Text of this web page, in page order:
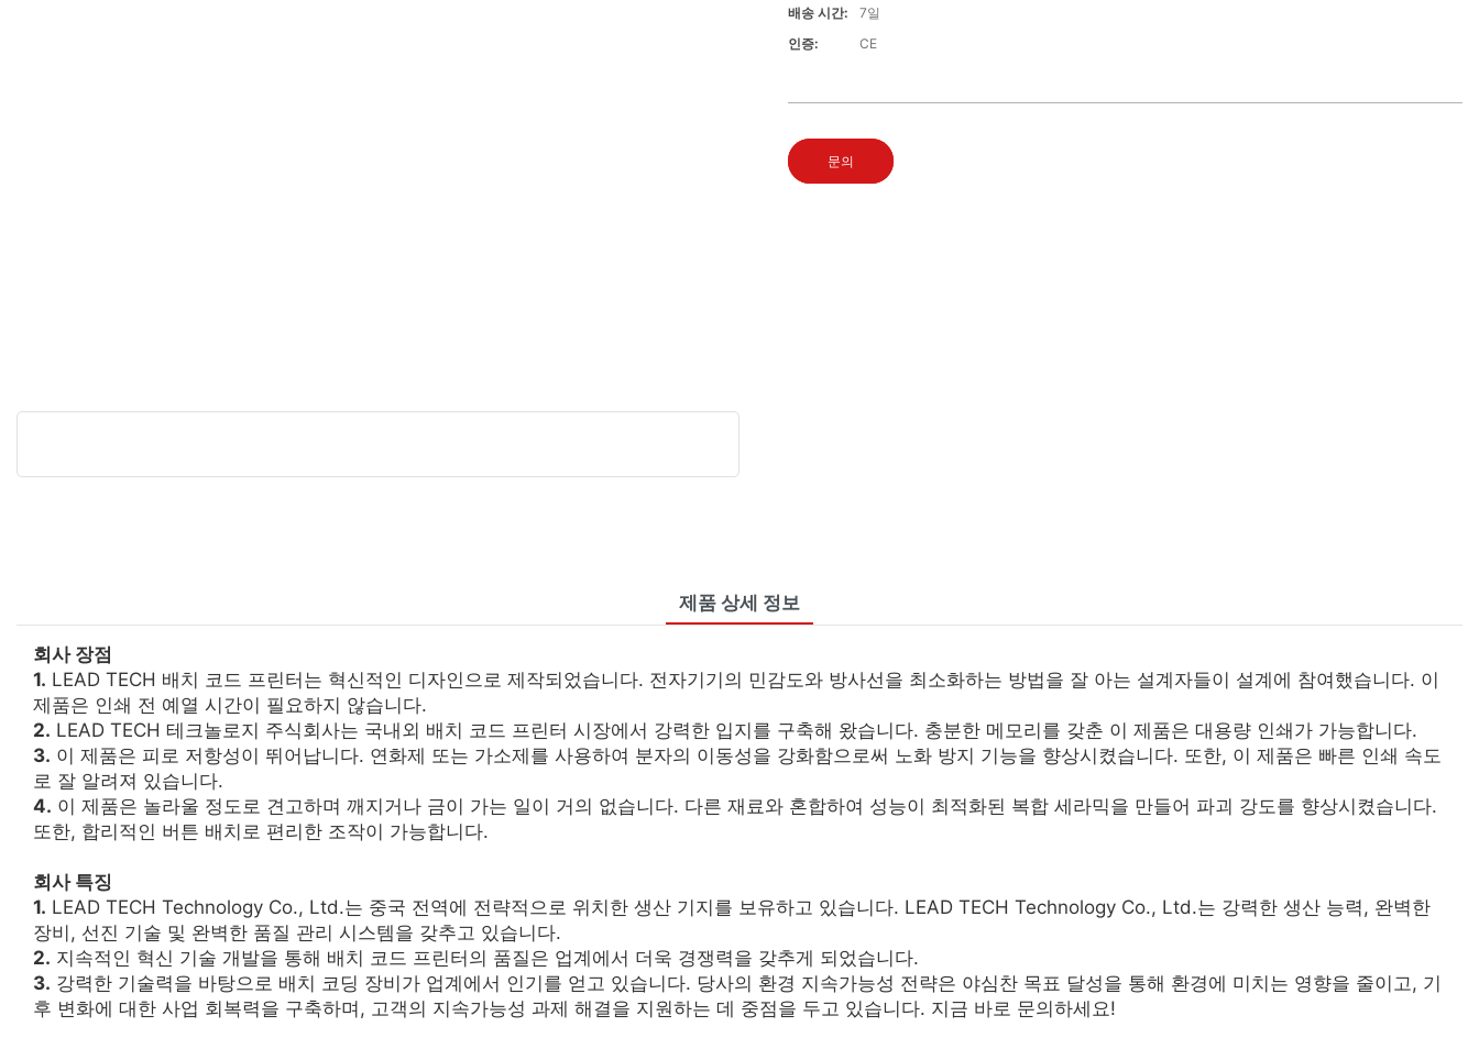
배송 시간:
7일
인증:
CE
문의
제품 상세 정보
회사 장점
1. LEAD TECH 배치 코드 프린터는 혁신적인 디자인으로 제작되었습니다. 전자기기의 민감도와 방사선을 최소화하는 방법을 잘 아는 설계자들이 설계에 참여했습니다. 이
제품은 인쇄 전 예열 시간이 필요하지 않습니다.
2. LEAD TECH 테크놀로지 주식회사는 국내외 배치 코드 프린터 시장에서 강력한 입지를 구축해 왔습니다. 충분한 메모리를 갖춘 이 제품은 대용량 인쇄가 가능합니다.
3. 이 제품은 피로 저항성이 뛰어납니다. 연화제 또는 가소제를 사용하여 분자의 이동성을 강화함으로써 노화 방지 기능을 향상시켰습니다. 또한, 이 제품은 빠른 인쇄 속도
로 잘 알려져 있습니다.
4. 이 제품은 놀라울 정도로 견고하며 깨지거나 금이 가는 일이 거의 없습니다. 다른 재료와 혼합하여 성능이 최적화된 복합 세라믹을 만들어 파괴 강도를 향상시켰습니다.
또한, 합리적인 버튼 배치로 편리한 조작이 가능합니다.
회사 특징
1. LEAD TECH Technology Co., Ltd.는 중국 전역에 전략적으로 위치한 생산 기지를 보유하고 있습니다. LEAD TECH Technology Co., Ltd.는 강력한 생산 능력, 완벽한
장비, 선진 기술 및 완벽한 품질 관리 시스템을 갖추고 있습니다.
2. 지속적인 혁신 기술 개발을 통해 배치 코드 프린터의 품질은 업계에서 더욱 경쟁력을 갖추게 되었습니다.
3. 강력한 기술력을 바탕으로 배치 코딩 장비가 업계에서 인기를 얻고 있습니다. 당사의 환경 지속가능성 전략은 야심찬 목표 달성을 통해 환경에 미치는 영향을 줄이고, 기
후 변화에 대한 사업 회복력을 구축하며, 고객의 지속가능성 과제 해결을 지원하는 데 중점을 두고 있습니다. 지금 바로 문의하세요!